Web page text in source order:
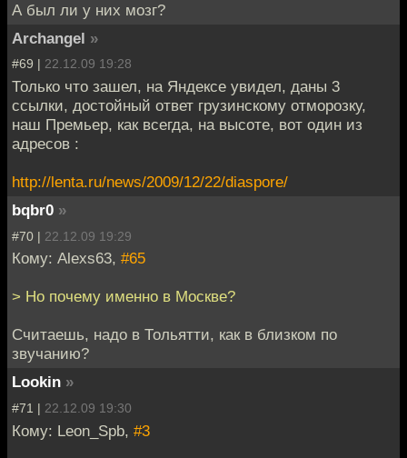
А был ли у них мозг?
Archangel »
#69 | 22.12.09 19:28
Только что зашел, на Яндексе увидел, даны 3
ссылки, достойный ответ грузинскому отморозку,
наш Премьер, как всегда, на высоте, вот один из
адресов :
http://lenta.ru/news/2009/12/22/diaspore/
bqbr0 »
#70 | 22.12.09 19:29
Кому: Alexs63, #65
> Но почему именно в Москве?
Считаешь, надо в Тольятти, как в близком по
звучанию?
Lookin »
#71 | 22.12.09 19:30
Кому: Leon_Spb, #3